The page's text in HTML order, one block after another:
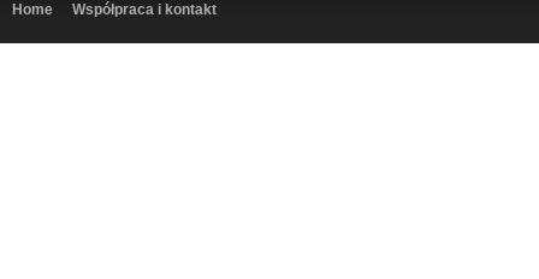
Home Współpraca i kontakt